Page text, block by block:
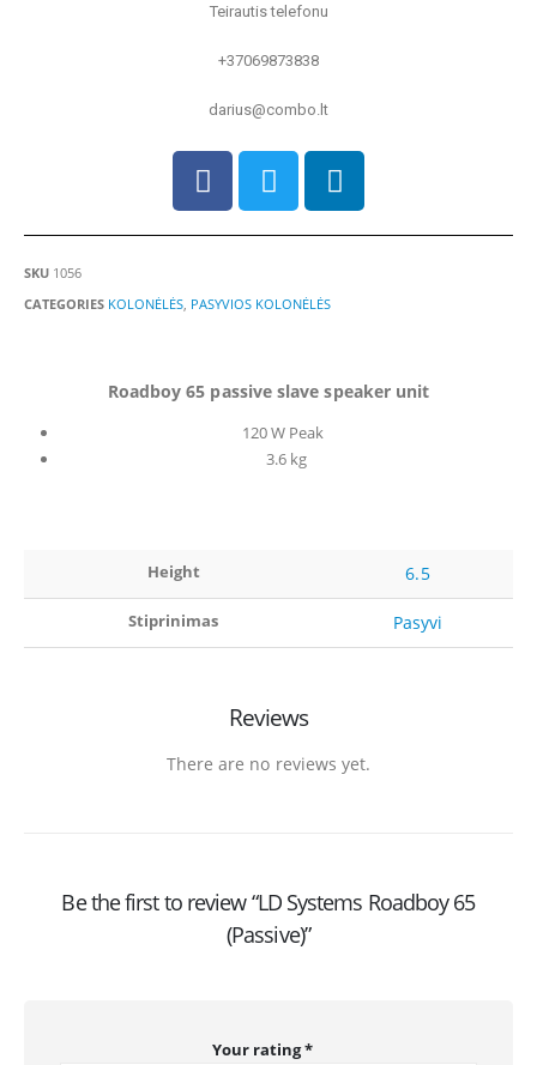
Teirautis telefonu
+37069873838
darius@combo.lt
SKU 1056
CATEGORIES KOLONĖLĖS PASYVIOS KOLONĖLĖS
Roadboy 65 passive slave speaker unit
120 W Peak
3.6 kg
Height 6.5
Stiprinimas Pasyvi
Reviews
There are no reviews yet.
Be the first to review “LD Systems Roadboy 65
(Passive)”
Your rating*